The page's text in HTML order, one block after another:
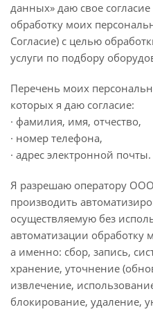
данных» даю свое
обработку моих
Согласие) с целью
услуги по подбору
Перечень моих
которых я даю согласие:
· фамилия, имя, отчество,
· номер телефона,
· адрес электронной почты.
Я разрешаю оператору
производить
осуществляемую без
автоматизации
а именно: сбор, запись,
хранение, уточнение
извлечение,
блокирование, удаление,